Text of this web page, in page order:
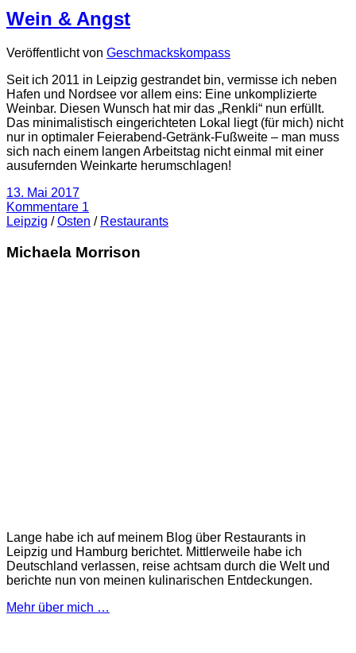
Wein & Angst
Veröffentlicht von Geschmackskompass
Seit ich 2011 in Leipzig gestrandet bin, vermisse ich neben
Hafen und Nordsee vor allem eins: Eine unkomplizierte
Weinbar. Diesen Wunsch hat mir das „Renkli“ nun erfüllt.
Das minimalistisch eingerichteten Lokal liegt (für mich) nicht
nur in optimaler Feierabend-Getränk-Fußweite – man muss
sich nach einem langen Arbeitstag nicht einmal mit einer
ausufernden Weinkarte herumschlagen!
13. Mai 2017
Kommentare 1
Leipzig /Osten / Restaurants
Michaela Morrison
Lange habe ich auf meinem Blog über Restaurants in
Leipzig und Hamburg berichtet. Mittlerweile habe ich
Deutschland verlassen, reise achtsam durch die Welt und
berichte nun von meinen kulinarischen Entdeckungen.
Mehr über mich …